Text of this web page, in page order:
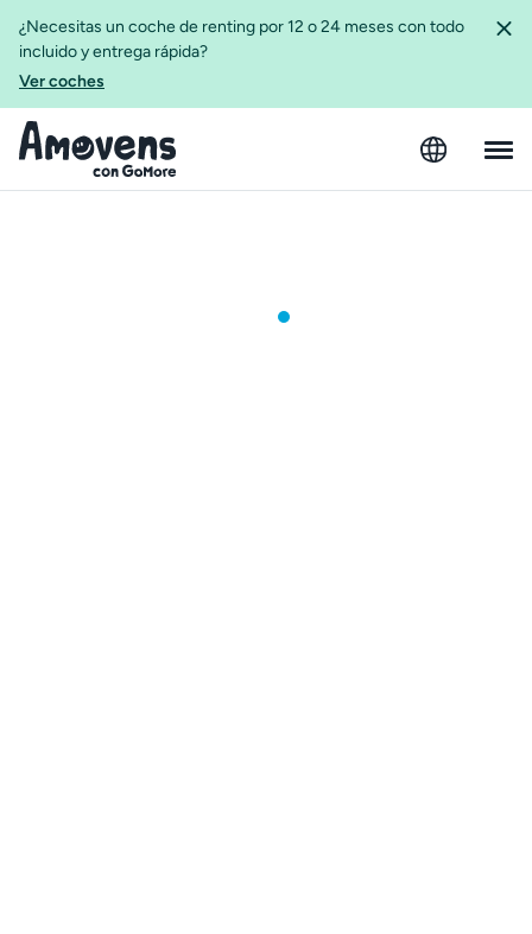
¿Necesitas un coche de renting por 12 o 24 meses con todo
incluido y entrega rápida?
Ver coches